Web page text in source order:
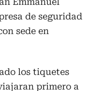
de seguridad
sede en
los tiquetes
primero a